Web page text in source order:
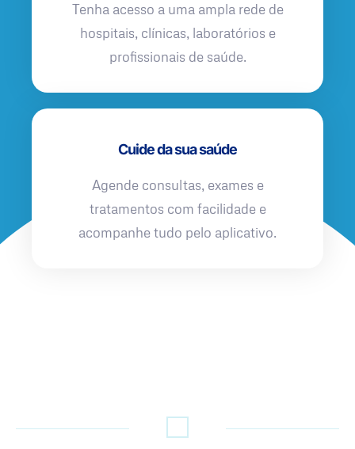
Tenha acesso a uma ampla rede de
hospitais, clínicas, laboratórios e
profissionais de saúde.
Cuide da sua saúde
Agende consultas, exames e
tratamentos com facilidade e
acompanhe tudo pelo aplicativo.